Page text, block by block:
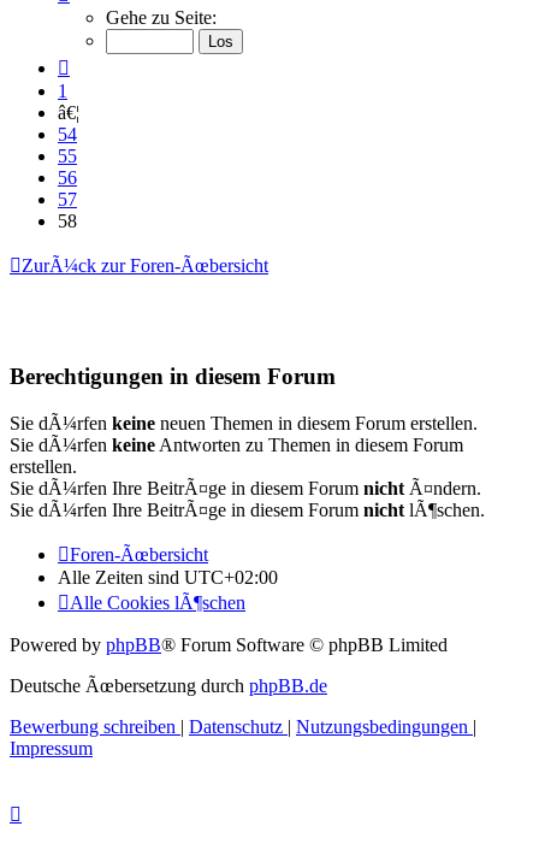
58
von
Gehe zu Seite:
1
â€¦
54
55
56
57
58
ZurÃ¼ck zur Foren-Ãœbersicht
Berechtigungen in diesem Forum
Sie dÃ¼rfen keine neuen Themen in diesem Forum erstellen.
Sie dÃ¼rfen keine Antworten zu Themen in diesem Forum
erstellen.
Sie dÃ¼rfen Ihre BeitrÃ¤ge in diesem Forum nicht Ã¤ndern.
Sie dÃ¼rfen Ihre BeitrÃ¤ge in diesem Forum nicht lÃ¶schen.
Foren-Ãœbersicht
Alle Zeiten sind UTC+02:00
Alle Cookies lÃ¶schen
Powered by phpBB® Forum Software © phpBB Limited
Deutsche Ãœbersetzung durch phpBB.de
Bewerbung schreiben | Datenschutz | Nutzungsbedingungen |
Impressum